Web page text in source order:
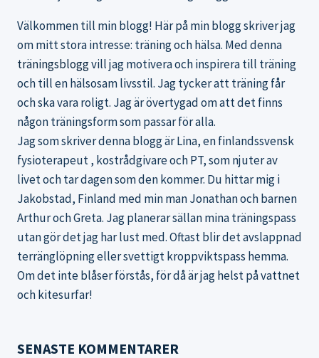
Välkommen till min blogg! Här på min blogg skriver jag
om mitt stora intresse: träning och hälsa. Med denna
träningsbloggvill jag motivera och inspirera till träning
och till en hälsosam livsstil. Jag tycker att träning får
och ska vara roligt. Jag är övertygad om att det finns
någon träningsform som passar för alla.
Jag som skriver denna blogg är Lina, en finlandssvensk
fysioterapeut , kostrådgivare och PT, som njuter av
livet och tar dagen som den kommer. Du hittar mig i
Jakobstad, Finland med min man Jonathan och barnen
Arthur och Greta. Jag planerar sällan mina träningspass
utan gör det jag har lust med. Oftast blir det avslappnad
terränglöpning eller svettigt kroppviktspass hemma.
Om det inte blåser förstås, för då är jag helst på vattnet
och kitesurfar!
SENASTE KOMMENTARER